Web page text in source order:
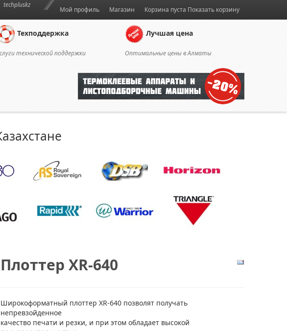
Корзина пуста Показать корзину
Мой профиль Магазин
techpluskz
Техподдержка
технической поддержки
Лучшая цена
Оптимальные цены в Алматы
Плоттер XR-640
Широкоформатный плоттер XR-640 позволят получать
непревзойденное
качество печати и резки, и при этом обладает высокой